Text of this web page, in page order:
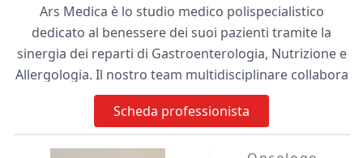
ciascuno,
promuovere
l'autonomia e
migliorare la qualità
della vita quotidiana e
Ars Medica è lo studio medico polispecialistico
dedicato al benessere dei suoi pazienti tramite la
sinergia dei reparti di Gastroenterologia, Nutrizione e
Allergologia. Il nostro team multidisciplinare collabora
proattivamente, offrendo diagnosi precise e percorsi
terapeutici personalizzati.
Scheda professionista